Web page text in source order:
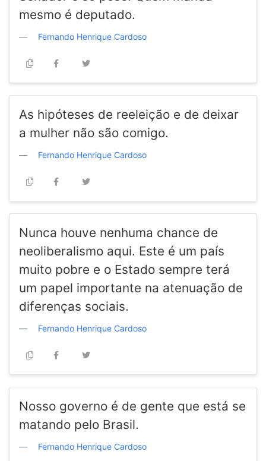
mesmo é deputado.
Fernando Henrique Cardoso
As hipóteses de reeleição e de deixar
a mulher não são comigo.
Fernando Henrique Cardoso
Nunca houve nenhuma chance de
neoliberalismo aqui. Este é um país
muito pobre e o Estado sempre terá
um papel importante na atenuação de
diferenças sociais.
Fernando Henrique Cardoso
Nosso governo é de gente que está se
matando pelo Brasil.
Fernando Henrique Cardoso